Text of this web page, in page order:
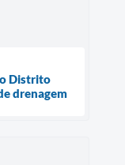
Distrito
drenagem